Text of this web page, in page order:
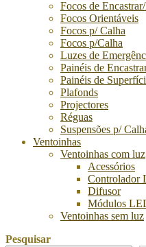
Focos de
Focos Orientáveis
Focos p/ Calha
Focos p/Calha
Luzes de
Painéis de
Painéis de
Plafonds
Projectores
Réguas
Suspensões p/
Ventoinhas
Ventoinhas com luz
Acessórios
Controlador
Difusor
Módulos
Ventoinhas sem luz
Pesquisar